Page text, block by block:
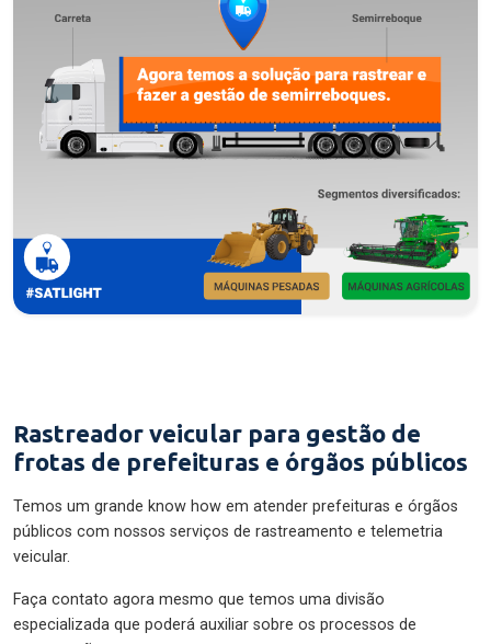
Rastreador veicular para gestão de
frotas de prefeituras e órgãos públicos
Temos um grande know how em atender prefeituras e órgãos
públicos com nossos serviços de rastreamento e telemetria
veicular.
Faça contato agora mesmo que temos uma divisão
especializada que poderá auxiliar sobre os processos de